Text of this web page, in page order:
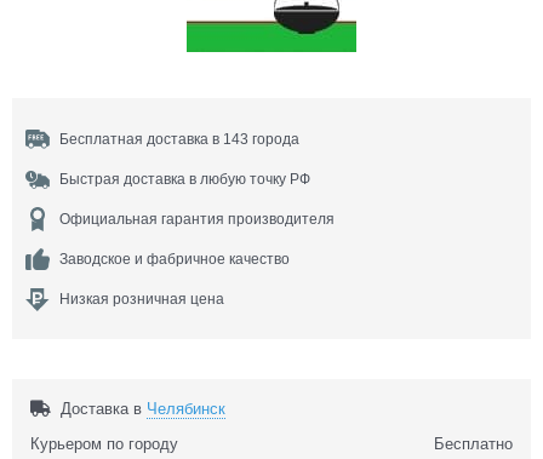
Бесплатная доставка в 143 города
Быстрая доставка в любую точку РФ
Официальная гарантия производителя
Заводское и фабричное качество
Низкая розничная цена
Доставка в Челябинск
Курьером по городу
Бесплатно